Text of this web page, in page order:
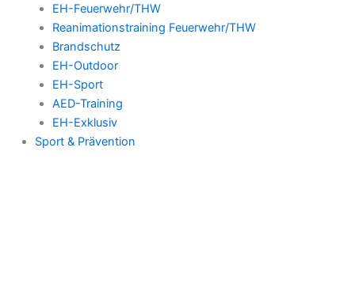
EH-Feuerwehr/THW
Reanimationstraining Feuerwehr/THW
Brandschutz
EH-Outdoor
EH-Sport
AED-Training
EH-Exklusiv
Sport & Prävention